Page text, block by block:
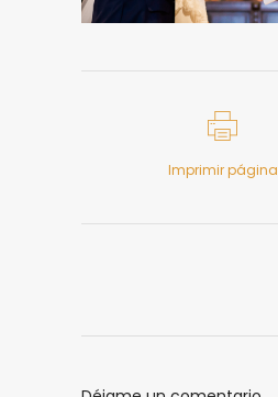
Imprimir página